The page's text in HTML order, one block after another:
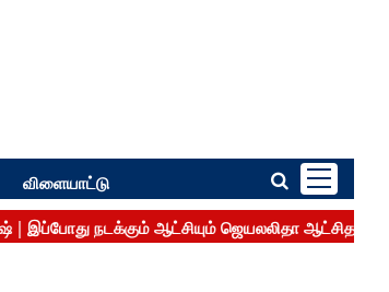
விளையாட்டு